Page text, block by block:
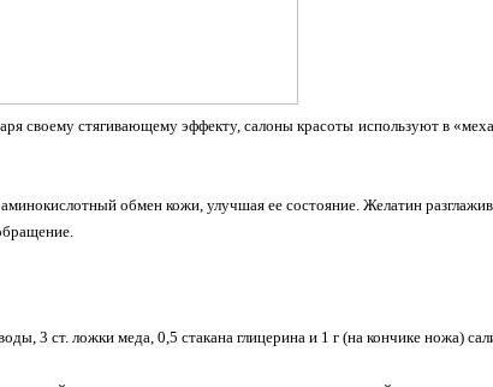
своему стягивающему эффекту, салоны красоты используют в
обмен кожи, улучшая ее состояние. Желатин
3 ст. ложки меда, 0,5 стакана глицерина и 1 г (на кончике ножа)